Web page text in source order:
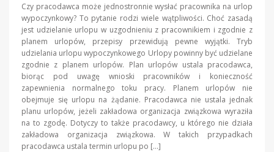
Czy pracodawca może jednostronnie wysłać pracownika na urlop
wypoczynkowy? To pytanie rodzi wiele wątpliwości. Choć zasadą
jest udzielanie urlopu w uzgodnieniu z pracownikiem i zgodnie z
planem urlopów, przepisy przewidują pewne wyjątki. Tryb
udzielania urlopu wypoczynkowego Urlopy powinny być udzielane
zgodnie z planem urlopów. Plan urlopów ustala pracodawca,
biorąc pod uwagę wnioski pracowników i konieczność
zapewnienia normalnego toku pracy. Planem urlopów nie
obejmuje się urlopu na żądanie. Pracodawca nie ustala jednak
planu urlopów, jeżeli zakładowa organizacja związkowa wyraziła
na to zgodę. Dotyczy to także pracodawcy, u którego nie działa
zakładowa organizacja związkowa. W takich przypadkach
pracodawca ustala termin urlopu po […]